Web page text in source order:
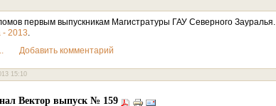
первым выпускникам Магистратуры ГАУ Северного Зауралья.
- 2013.
Добавить комментарий
15:10
Вектор выпуск № 159